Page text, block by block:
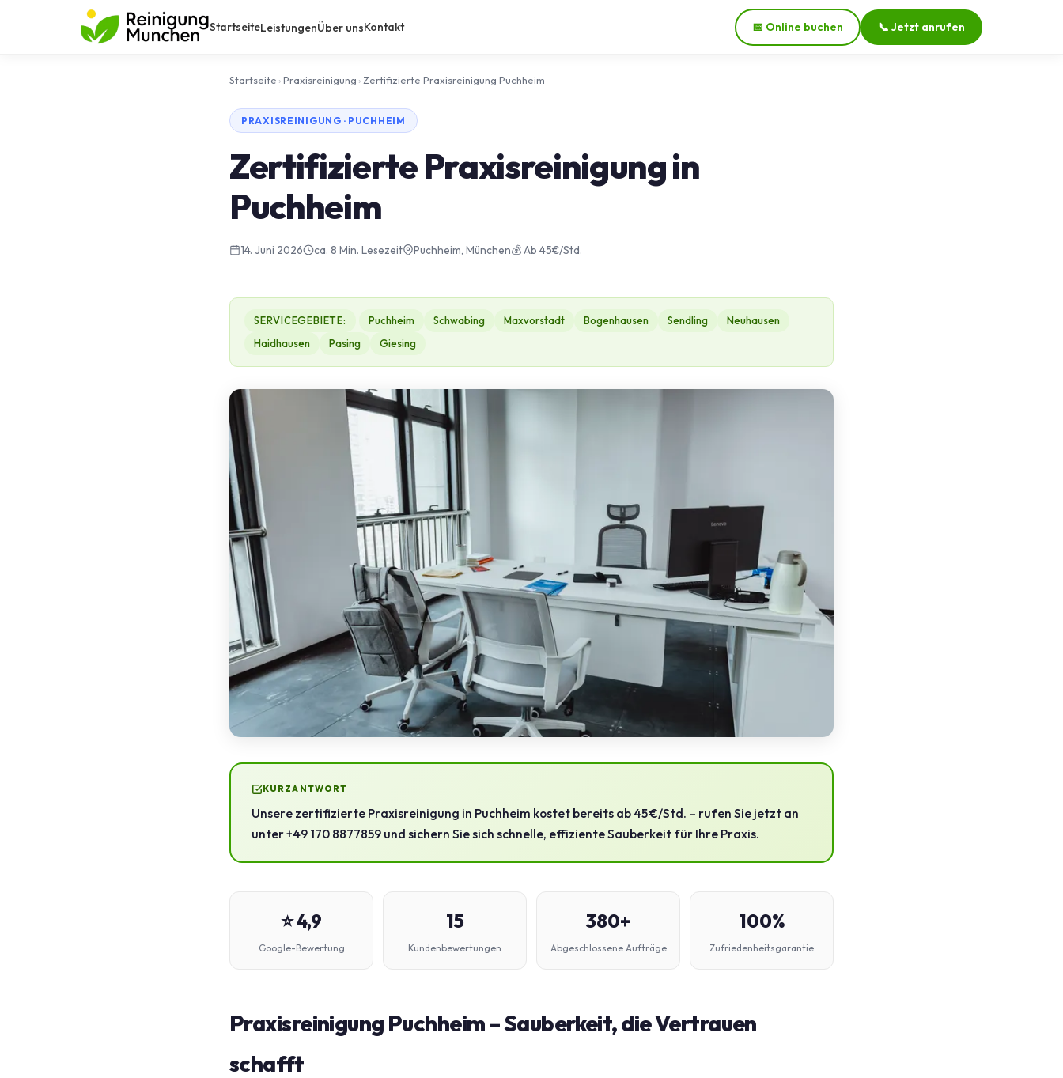
StartseiteLeistungenÜber unsKontakt 📅 Online buchen 📞 Jetzt anrufen
Startseite ›Praxisreinigung › Zertifizierte Praxisreinigung Puchheim
PRAXISREINIGUNG · PUCHHEIM
Zertifizierte Praxisreinigung in
Puchheim
14. Juni 2026 ca. 8 Min. Lesezeit Puchheim, München💰 Ab 45€/Std.
SERVICEGEBIETE: Puchheim Schwabing Maxvorstadt Bogenhausen Sendling
Neuhausen
Haidhausen
Pasing Giesing
KURZANTWORT
Unsere zertifizierte Praxisreinigung in Puchheim kostet bereits ab 45 €/Std. – rufen Sie jetzt an
unter +49 170 8877859 und sichern Sie sich schnelle, effiziente Sauberkeit für Ihre Praxis.
⭐ 4,9
Google-Bewertung
15
Kundenbewertungen
380+
Abgeschlossene Aufträge
100%
Zufriedenheitsgarantie
Praxisreinigung Puchheim – Sauberkeit, die Vertrauen
schafft